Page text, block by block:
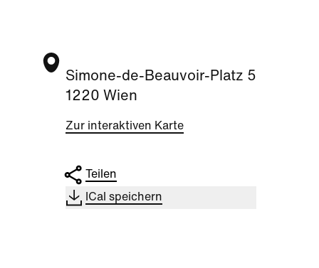
Simone-de-Beauvoir-Platz 5
1220 Wien
Zur interaktiven Karte
Teilen
ICal speichern